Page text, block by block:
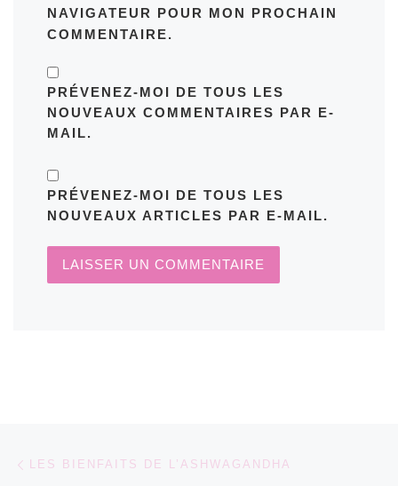
NAVIGATEUR POUR MON PROCHAIN
COMMENTAIRE.
PRÉVENEZ-MOI DE TOUS LES
NOUVEAUX COMMENTAIRES PAR E-
MAIL.
PRÉVENEZ-MOI DE TOUS LES
NOUVEAUX ARTICLES PAR E-MAIL.
Parcourir les articles
LES BIENFAITS DE L’ASHWAGANDHA